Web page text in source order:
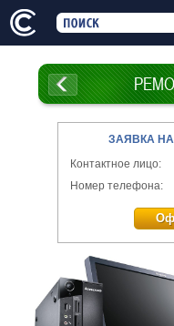
ЗАЯВКА
Контактное лицо:
Номер телефона: